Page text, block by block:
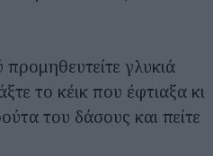
γλυκιά
το κέικ που έφτιαξα κι
του δάσους και πείτε